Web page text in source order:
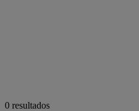
0 resultados